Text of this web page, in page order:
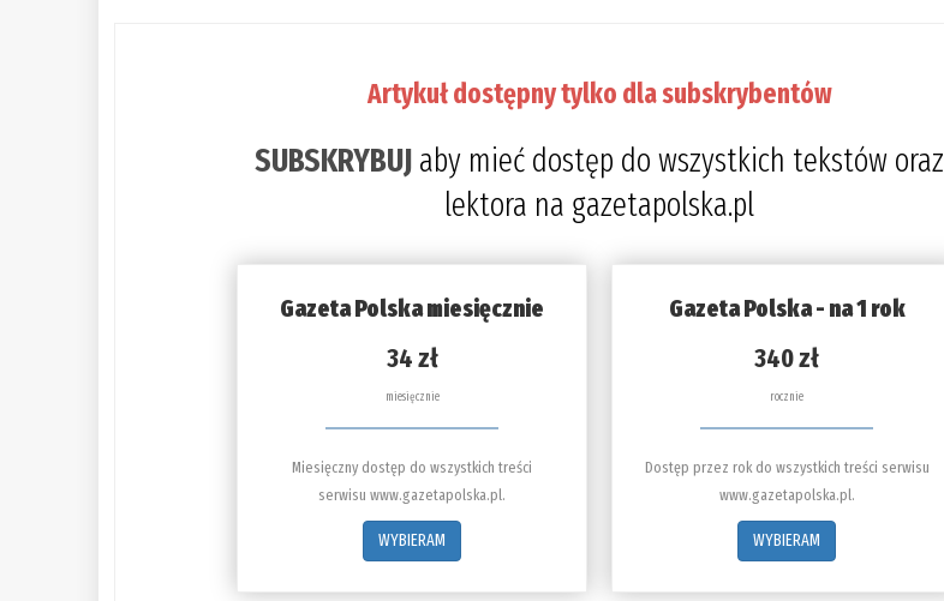
Artykuł dostępny tylko dla subskrybentów
SUBSKRYBUJ aby mieć dostęp do wszystkich tekstów oraz
lektora na gazetapolska.pl
Gazeta Polska miesięcznie
34 zł
miesięcznie
Miesięczny dostęp do wszystkich treści
serwisu www.gazetapolska.pl.
WYBIERAM
Gazeta Polska - na 1 rok
340 zł
rocznie
Dostęp przez rok do wszystkich treści serwisu
www.gazetapolska.pl.
WYBIERAM